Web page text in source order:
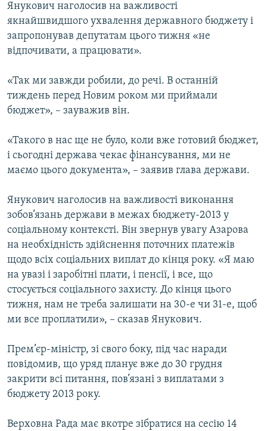
Усі сайти RFE/RL
Янукович наголосив на важливості
якнайшвидшого ухвалення державного бюджету і
запропонував депутатам цього тижня «не
відпочивати, а працювати».
«Так ми завжди робили, до речі. В останній
тиждень перед Новим роком ми приймали
бюджет», – зауважив він.
«Такого в нас ще не було, коли вже готовий бюджет,
і сьогодні держава чекає фінансування, ми не
маємо цього документа», – заявив глава держави.
Янукович наголосив на важливості виконання
зобов’язань держави в межах бюджету-2013 у
соціальному контексті. Він звернув увагу Азарова
на необхідність здійснення поточних платежів
щодо всіх соціальних виплат до кінця року. «Я маю
на увазі і заробітні плати, і пенсії, і все, що
стосується соціального захисту. До кінця цього
тижня, нам не треба залишати на 30-е чи 31-е, щоб
ми все проплатили», – сказав Янукович.
Прем’єр-міністр, зі свого боку, під час наради
повідомив, що уряд планує вже до 30 грудня
закрити всі питання, пов’язані з виплатами з
бюджету 2013 року.
Верховна Рада має вкотре зібратися на сесію 14